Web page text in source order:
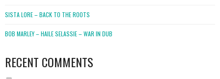
SISTA LORE – BACK TO THE ROOTS
BOB MARLEY – HAILE SELASSIE – WAR IN DUB
RECENT COMMENTS